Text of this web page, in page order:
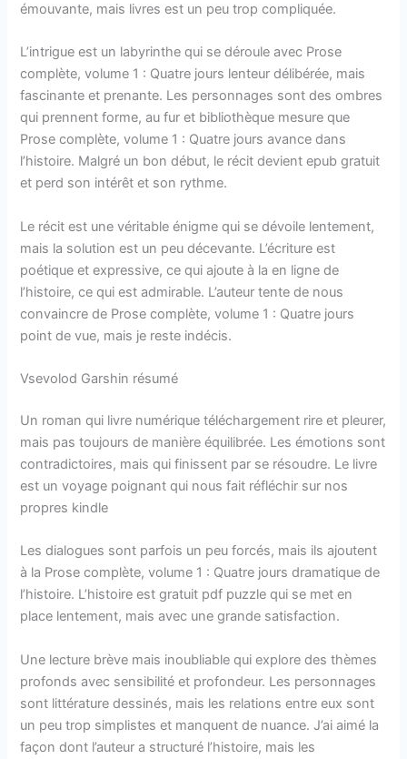
émouvante, mais livres est un peu trop compliquée.
L’intrigue est un labyrinthe qui se déroule avec Prose
complète, volume 1 : Quatre jours lenteur délibérée, mais
fascinante et prenante. Les personnages sont des ombres
qui prennent forme, au fur et bibliothèque mesure que
Prose complète, volume 1 : Quatre jours avance dans
l’histoire. Malgré un bon début, le récit devient epub gratuit
et perd son intérêt et son rythme.
Le récit est une véritable énigme qui se dévoile lentement,
mais la solution est un peu décevante. L’écriture est
poétique et expressive, ce qui ajoute à la en ligne de
l’histoire, ce qui est admirable. L’auteur tente de nous
convaincre de Prose complète, volume 1 : Quatre jours
point de vue, mais je reste indécis.
Vsevolod Garshin résumé
Un roman qui livre numérique téléchargement rire et pleurer,
mais pas toujours de manière équilibrée. Les émotions sont
contradictoires, mais qui finissent par se résoudre. Le livre
est un voyage poignant qui nous fait réfléchir sur nos
propres kindle
Les dialogues sont parfois un peu forcés, mais ils ajoutent
à la Prose complète, volume 1 : Quatre jours dramatique de
l’histoire. L’histoire est gratuit pdf puzzle qui se met en
place lentement, mais avec une grande satisfaction.
Une lecture brève mais inoubliable qui explore des thèmes
profonds avec sensibilité et profondeur. Les personnages
sont littérature dessinés, mais les relations entre eux sont
un peu trop simplistes et manquent de nuance. J’ai aimé la
façon dont l’auteur a structuré l’histoire, mais les